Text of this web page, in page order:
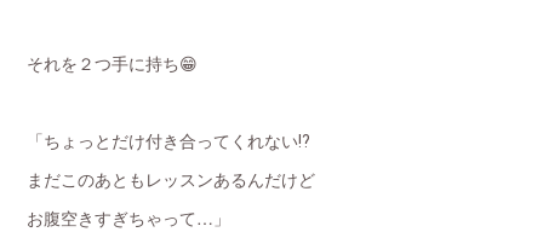
それを２つ手に持ち😁
「ちょっとだけ付き合ってくれない⁉️
まだこのあともレッスンあるんだけど
お腹空きすぎちゃって…」